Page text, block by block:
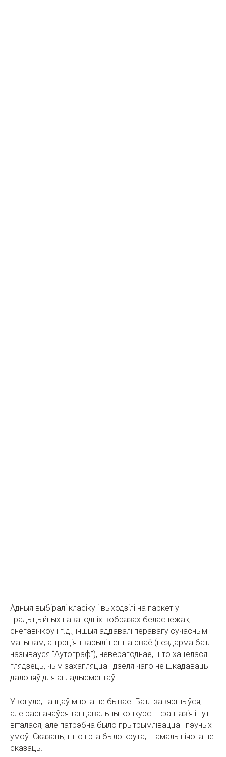
Адныя выбіралі класіку і выходзілі на паркет у
традыцыйных навагодніх вобразах беласнежак,
снегавічкоў і г.д., іншыя аддавалі перавагу сучасным
матывам, а трэція тварылі нешта сваё (нездарма батл
называўся “Аўтограф”), неверагоднае, што хацелася
глядзець, чым захапляцца і дзеля чаго не шкадаваць
далоняў для апладысментаў.
Увогуле, танцаў многа не бывае. Батл завяршыўся,
але распачаўся танцавальны конкурс – фантазія і тут
віталася, але патрэбна было прытрымлівацца і пэўных
умоў. Сказаць, што гэта было крута, – амаль нічога не
сказаць.